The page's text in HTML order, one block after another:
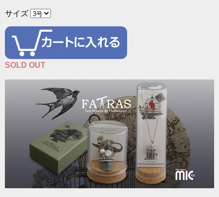
サイズ
SOLD OUT